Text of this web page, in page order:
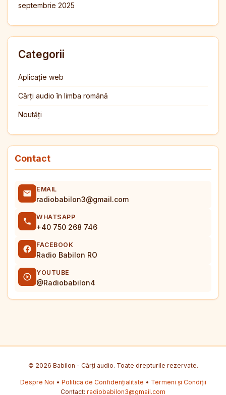
septembrie 2025
Categorii
Aplicație web
Cărți audio în limba română
Noutăți
Contact
EMAIL
radiobabilon3@gmail.com
WHATSAPP
+40 750 268 746
FACEBOOK
Radio Babilon RO
YOUTUBE
@Radiobabilon4
© 2026 Babilon - Cărți audio. Toate drepturile rezervate.
Despre Noi • Politica de Confidențialitate • Termeni și Condiții
Contact: radiobabilon3@gmail.com